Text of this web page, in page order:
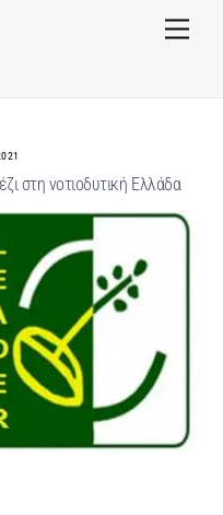
Menu
στη νοτιοδυτική Ελλάδα